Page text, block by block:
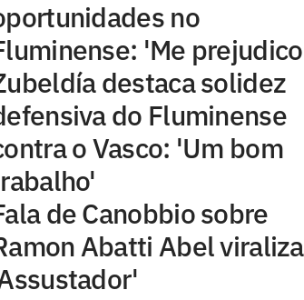
no
'Me
destaca solidez
do Fluminense
o Vasco: 'Um bom
de Canobbio sobre
Abatti Abel